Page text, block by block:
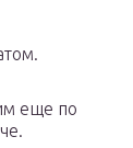
еще по